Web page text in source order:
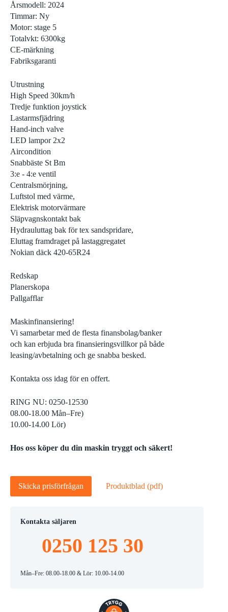
Årsmodell: 2024
Timmar: Ny
Motor: stage 5
Totalvkt: 6300kg
CE-märkning
Fabriksgaranti
Utrustning
High Speed 30km/h
Tredje funktion joystick
Lastarmsfjädring
Hand-inch valve
LED lampor 2x2
Aircondition
Snabbäste St Bm
3:e - 4:e ventil
Centralsmörjning,
Luftstol med värme,
Elektrisk motorvärmare
Släpvagnskontakt bak
Hydrauluttag bak för tex sandspridare,
Eluttag framdraget på lastaggregatet
Nokian däck 420-65R24
Redskap
Planerskopa
Pallgafflar
Maskinfinansiering!
Vi samarbetar med de flesta finansbolag/banker
och kan erbjuda bra finansieringsvillkor på både
leasing/avbetalning och ge snabba besked.
Kontakta oss idag för en offert.
RING NU: 0250-12530
08.00-18.00 Mån–Fre)
10.00-14.00 Lör)
Hos oss köper du din maskin tryggt och säkert!
Skicka prisförfrågan Produktblad (pdf)
Kontakta säljaren
0250 125 30
Mån–Fre: 08.00-18.00 & Lör: 10.00-14.00